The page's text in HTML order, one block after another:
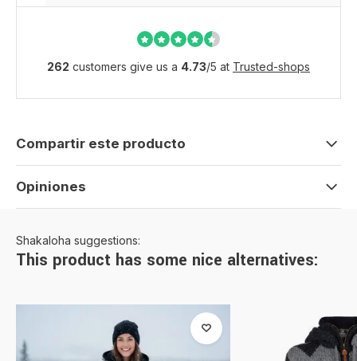
262 customers give us a 4.73/5 at Trusted-shops
Compartir este producto
Opiniones
Shakaloha suggestions:
This product has some nice alternatives: